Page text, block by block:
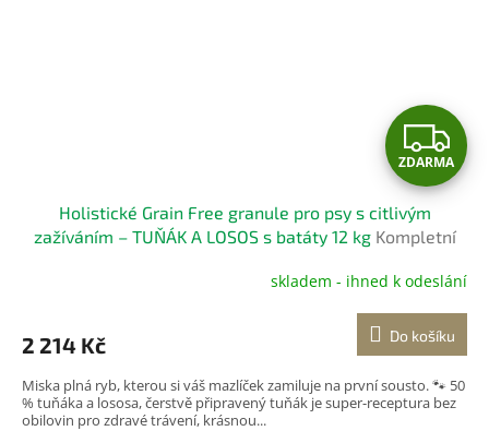
Z
D
A
R
M
A
ZDARMA
Holistické Grain Free granule pro psy s citlivým
zažíváním – TUŇÁK A LOSOS s batáty 12 kg Kompletní
skladem - ihned k odeslání
2 214 Kč Do košíku
Miska plná ryb, kterou si váš mazlíček zamiluje na první sousto. 🐾 50
% tuňáka a lososa, čerstvě připravený tuňák je super-receptura bez
obilovin pro zdravé trávení, krásnou...